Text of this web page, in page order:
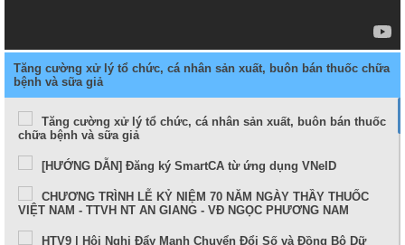
Tăng cường xử lý tổ chức, cá nhân sản xuất, buôn bán thuốc chữa
bệnh và sữa giả
Tăng cường xử lý tổ chức, cá nhân sản xuất, buôn bán thuốc
chữa bệnh và sữa giả
[HƯỚNG DẪN] Đăng ký SmartCA từ ứng dụng VNeID
CHƯƠNG TRÌNH LỄ KỶ NIỆM 70 NĂM NGÀY THẦY THUỐC
VIỆT NAM - TTVH NT AN GIANG - VĐ NGỌC PHƯƠNG NAM
HTV9 | Hội Nghị Đẩy Mạnh Chuyển Đổi Số và Đồng Bộ Dữ